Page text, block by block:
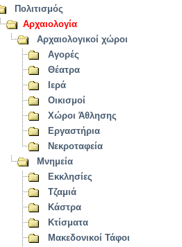
Πολιτισμός
Αρχαιολογία
Αρχαιολογικοί χώροι
Αγορές
Θέατρα
Ιερά
Οικισμοί
Χώροι Άθλησης
Εργαστήρια
Νεκροταφεία
Μνημεία
Εκκλησίες
Τζαμιά
Κάστρα
Κτίσματα
Μακεδονικοί Τάφοι